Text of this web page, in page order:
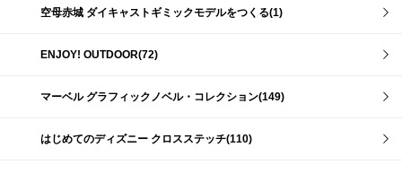
空母赤城 ダイキャストギミックモデルをつくる(1)
ENJOY! OUTDOOR(72)
マーベル グラフィックノベル・コレクション(149)
はじめてのディズニー クロスステッチ(110)